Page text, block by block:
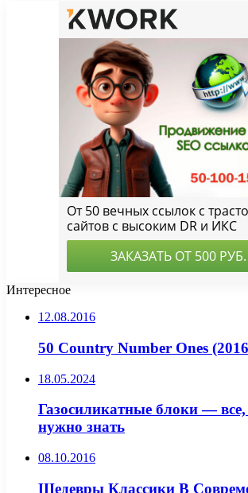
Интересное
12.08.2016
50 Country Number Ones
18.05.2024
Газосиликатные блоки —
нужно знать
08.10.2016
Шедевры Классики В